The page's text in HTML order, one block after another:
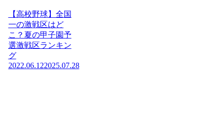
【高校野球】全国
一の激戦区はど
こ？夏の甲子園予
選激戦区ランキン
グ
2022.06.122025.07.28